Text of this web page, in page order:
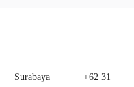
Surabaya
+62 31